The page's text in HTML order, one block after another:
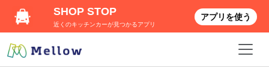
SHOP STOP
近くのキッチンカーが見つかるアプリ
アプリを使う